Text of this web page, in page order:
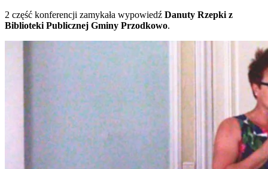
2 część konferencji zamykała wypowiedź Danuty Rzepki z
Biblioteki Publicznej Gminy Przodkowo.